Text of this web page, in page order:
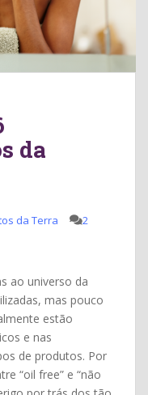
da
da Terra
2
ao universo da
mas pouco
estão
e nas
de produtos. Por
“oil free” e “não